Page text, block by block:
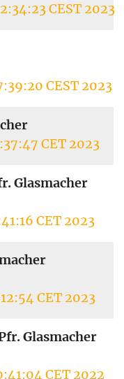
CEST 2023
CEST 2023
CET 2023
Glasmacher
CET 2023
CET 2023
Glasmacher
CET 2022